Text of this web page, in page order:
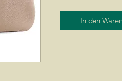
In den